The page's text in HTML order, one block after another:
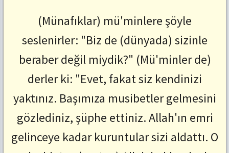
(Münafıklar) mü'minlere şöyle
seslenirler: "Biz de (dünyada) sizinle
beraber değil miydik?" (Mü'minler de)
derler ki: "Evet, fakat siz kendinizi
yaktınız. Başımıza musibetler gelmesini
gözlediniz, şüphe ettiniz. Allah'ın emri
gelinceye kadar kuruntular sizi aldattı. O